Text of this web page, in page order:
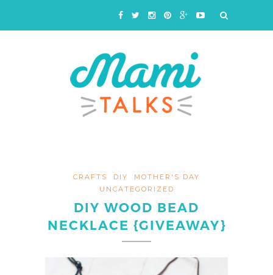
CRAFTS DIY
MOTHER'S DAY
UNCATEGORIZED
DIY WOOD BEAD
NECKLACE {GIVEAWAY}